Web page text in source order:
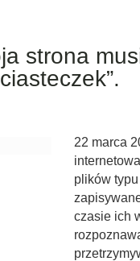
strona
22 marca
plików
czasie ich